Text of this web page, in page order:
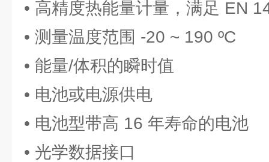
• 高精度热能量计量，满足 EN
• 测量温度范围 -20 ~ 190 ºC
• 能量/体积的瞬时值
• 电池或电源供电
• 电池型带高 16 年寿命的电池
• 光学数据接口